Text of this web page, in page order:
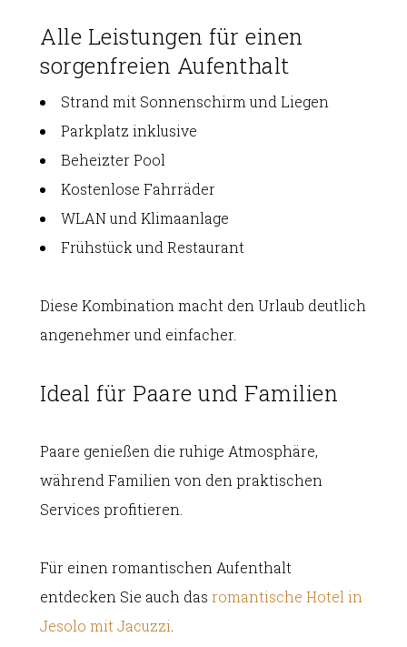
Alle Leistungen für einen
sorgenfreien Aufenthalt
Strand mit Sonnenschirm und Liegen
Parkplatz inklusive
Beheizter Pool
Kostenlose Fahrräder
WLAN und Klimaanlage
Frühstück und Restaurant
Diese Kombination macht den Urlaub deutlich
angenehmer und einfacher.
Ideal für Paare und Familien
Paare genießen die ruhige Atmosphäre,
während Familien von den praktischen
Services profitieren.
Für einen romantischen Aufenthalt
entdecken Sie auch dasromantische Hotel in
Jesolo mit Jacuzzi